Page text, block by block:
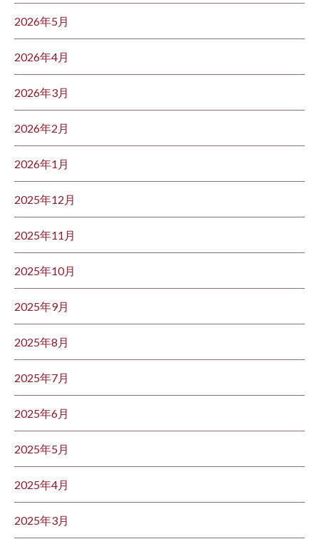
2026年5月
2026年4月
2026年3月
2026年2月
2026年1月
2025年12月
2025年11月
2025年10月
2025年9月
2025年8月
2025年7月
2025年6月
2025年5月
2025年4月
2025年3月